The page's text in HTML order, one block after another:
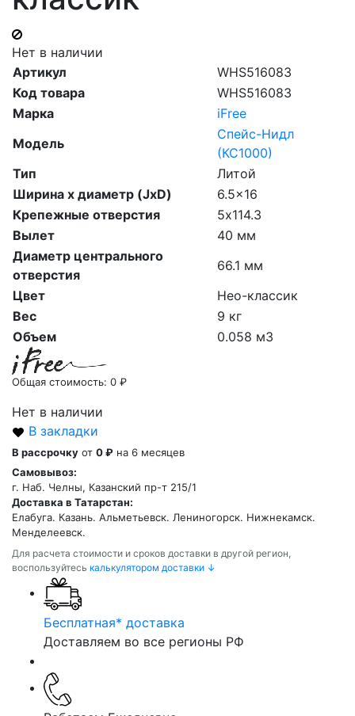
Нет в наличии
Артикул
WHS516083
Код товара
WHS516083
Марка
iFree
Модель
Спейс-Нидл
(КС1000)
Тип
Литой
Ширина х диаметр (JxD)
6.5x16
Крепежные отверстия
5х114.3
Вылет
40 мм
Диаметр центрального
отверстия
66.1 мм
Цвет
Нео-классик
Вес
9 кг
Объем
0.058 м3
Общая стоимость: 0 ₽
Нет в наличии
В закладки
В рассрочку от 0 ₽ на 6 месяцев
Самовывоз:
г. Наб. Челны, Казанский пр-т 215/1
Доставка в Татарстан:
Елабуга. Казань. Альметьевск. Лениногорск. Нижнекамск.
Менделеевск.
Для расчета стоимости и сроков доставки в другой регион,
воспользуйтесь калькулятором доставки ↓
Бесплатная* доставка
Доставляем во все регионы РФ